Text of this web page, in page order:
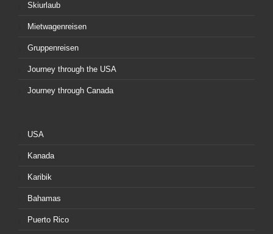
Skiurlaub
Mietwagenreisen
Gruppenreisen
Journey through the USA
Journey through Canada
USA
Kanada
Karibik
Bahamas
Puerto Rico